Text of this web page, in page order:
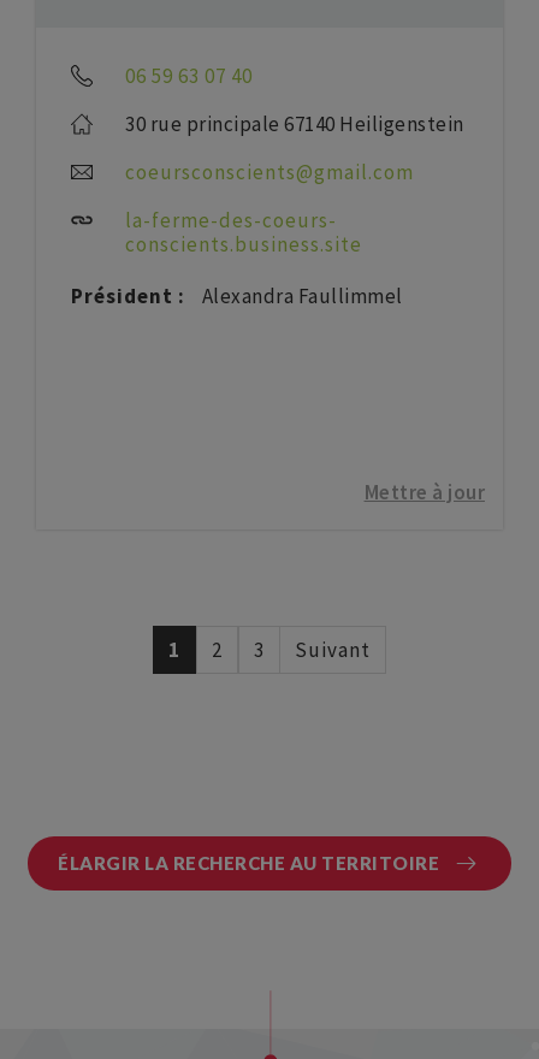
06 59 63 07 40
30 rue principale 67140 Heiligenstein
coeursconscients@gmail.com
la-ferme-des-coeurs-
conscients.business.site
Président :
Alexandra Faullimmel
Mettre à jour
1 2 3 Suivant
ÉLARGIR LA RECHERCHE AU TERRITOIRE